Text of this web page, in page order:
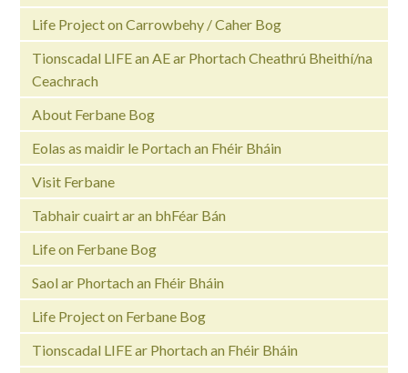
Life Project on Carrowbehy / Caher Bog
Tionscadal LIFE an AE ar Phortach Cheathrú Bheithí/na
Ceachrach
About Ferbane Bog
Eolas as maidir le Portach an Fhéir Bháin
Visit Ferbane
Tabhair cuairt ar an bhFéar Bán
Life on Ferbane Bog
Saol ar Phortach an Fhéir Bháin
Life Project on Ferbane Bog
Tionscadal LIFE ar Phortach an Fhéir Bháin